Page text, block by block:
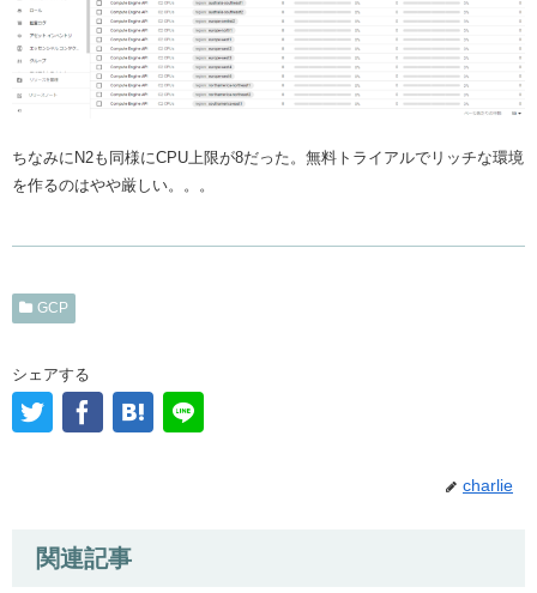
ちなみにN2も同様にCPU上限が8だった。無料トライアルでリッチな環境
を作るのはやや厳しい。。。
GCP
シェアする
charlie
関連記事